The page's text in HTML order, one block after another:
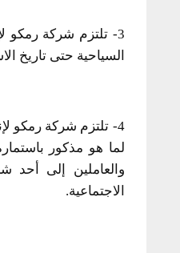
3- تلتزم شركة رمكو
السياحية حتى تاريخ
4- تلتزم شركة رمكو
والعاملين إلى أحد
الاجتماعية.